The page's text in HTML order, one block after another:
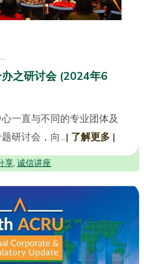
之研讨会 (2024年6
一直与不同的专业团体及
研讨会，向...| 了解更多 |
享, 诚信讲座